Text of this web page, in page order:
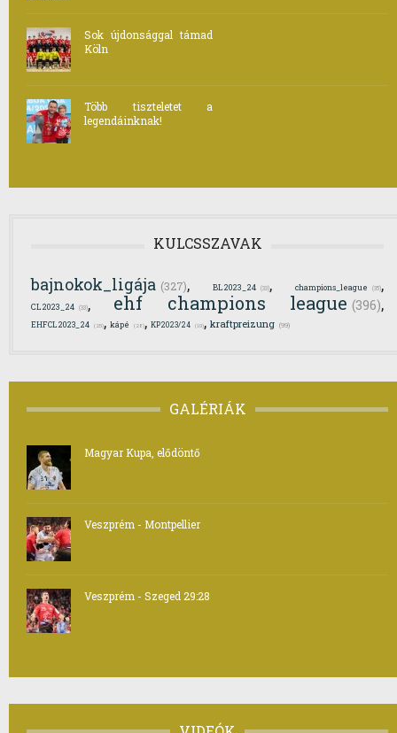
Sok újdonsággal támad
Köln
Több tiszteletet a
legendáinknak!
KULCSSZAVAK
bajnokok_ligája (327), BL2023_24 (33), champions_league (35),
CL2023_24 (33), ehf champions league (396),
EHFCL2023_24 (25), kápé (28), KP2023/24 (10), kraftpreizung (99)
GALÉRIÁK
Magyar Kupa, elődöntő
Veszprém - Montpellier
Veszprém - Szeged 29:28